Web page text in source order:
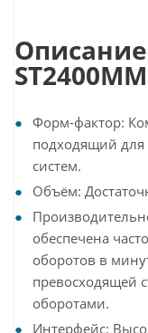
Описание
Форм-фактор:
подходящий для
систем.
Объём:
обеспечена
оборотов в
превосходящей
оборотами.
Интерфейс: